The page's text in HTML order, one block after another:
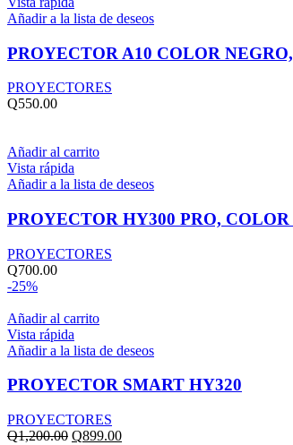
Añadir a la lista de deseos
PROYECTOR A10 COLOR
PROYECTORES
Q550.00
Añadir al carrito
Vista rápida
Añadir a la lista de deseos
PROYECTOR HY300 PRO,
PROYECTORES
Q700.00
-25%
Añadir al carrito
Vista rápida
Añadir a la lista de deseos
PROYECTOR SMART HY320
PROYECTORES
Q1,200.00 El
Q899.00El